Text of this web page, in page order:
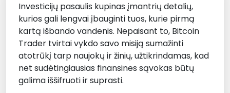
Investicijų pasaulis kupinas įmantrių detalių,
kurios gali lengvai įbauginti tuos, kurie pirmą
kartą išbando vandenis. Nepaisant to, Bitcoin
Trader tvirtai vykdo savo misiją sumažinti
atotrūkį tarp naujokų ir žinių, užtikrindamas, kad
net sudėtingiausias finansines sąvokas būtų
galima iššifruoti ir suprasti.